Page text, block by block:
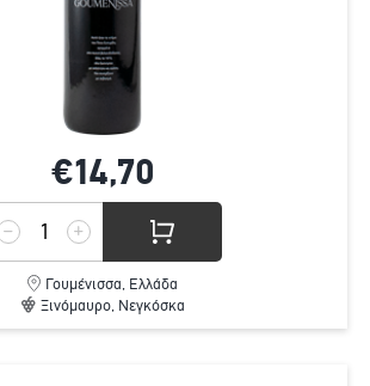
€14,70
Γουμένισσα, Ελλάδα
Ξινόμαυρο, Νεγκόσκα